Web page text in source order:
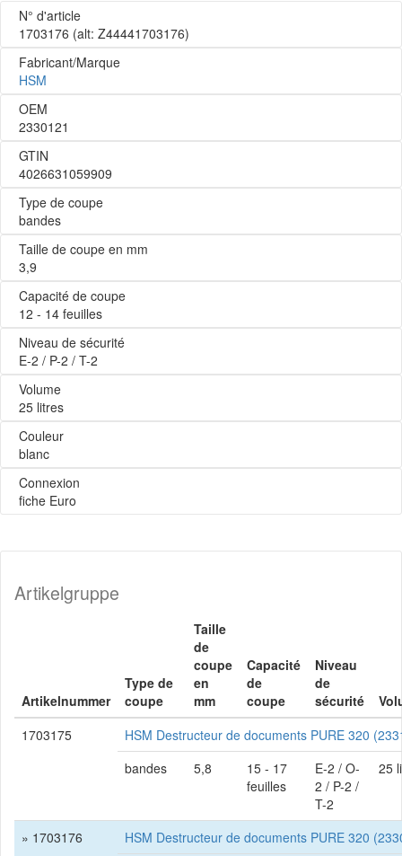
N° d'article
1703176 (alt: Z44441703176)
Fabricant/Marque
HSM
OEM
2330121
GTIN
4026631059909
Type de coupe
bandes
Taille de coupe en mm
3,9
Capacité de coupe
12 - 14 feuilles
Niveau de sécurité
E-2 / P-2 / T-2
Volume
25 litres
Couleur
blanc
Connexion
fiche Euro
Artikelgruppe
Artikelnummer
Type de
coupe
Taille
de
coupe
en
mm
Capacité
de
coupe
Niveau
de
sécurité
1703175
HSM Destructeur de documents PURE 320
bandes
5,8
15 - 17
feuilles
E-2 / O-
2 / P-2 /
T-2
25
» 1703176 HSM Destructeur de documents PURE 320